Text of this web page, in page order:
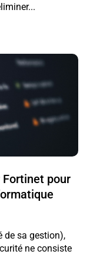
pour
de sa gestion),
ne consiste